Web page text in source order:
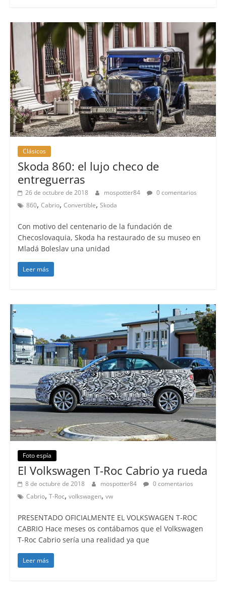
Clásicos
Skoda 860: el lujo checo de
entreguerras
26 de octubre de 2018 mospotter84
0 comentarios
860, Cabrio, Convertible, Skoda
Con motivo del centenario de la fundación de
Checoslovaquia, Skoda ha restaurado de su museo en
Mladá Boleslav una unidad
Leer más
Foto espía
El Volkswagen T-Roc Cabrio ya rueda
8 de octubre de 2018 mospotter84
0 comentarios
Cabrio, T-Roc, volkswagen, vw
PRESENTADO OFICIALMENTE EL VOLKSWAGEN T-ROC
CABRIO Hace meses os contábamos que el Volkswagen
T-Roc Cabrio sería una realidad ya que
Leer más